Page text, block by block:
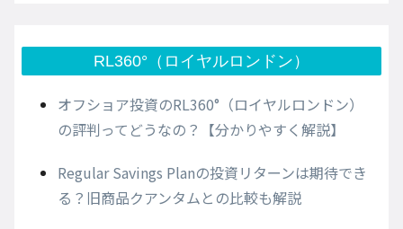
RL360°（ロイヤルロンドン）
オフショア投資のRL360°（ロイヤルロンドン）
の評判ってどうなの？【分かりやすく解説】
Regular Savings Planの投資リターンは期待でき
る？旧商品クアンタムとの比較も解説